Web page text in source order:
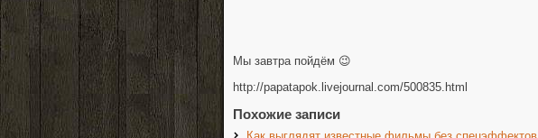
Мы завтра пойдём 😉
http://papatapok.livejournal.com/500835.html
Похожие записи